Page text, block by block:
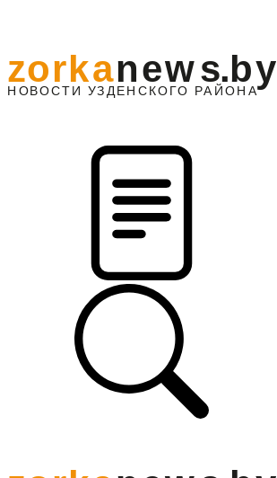
НО ВОСТИ УЗДЕНС КО ГО РАЙОНА
zorkanews.by